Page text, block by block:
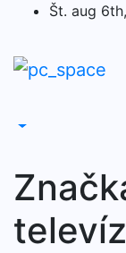
content
Št. aug